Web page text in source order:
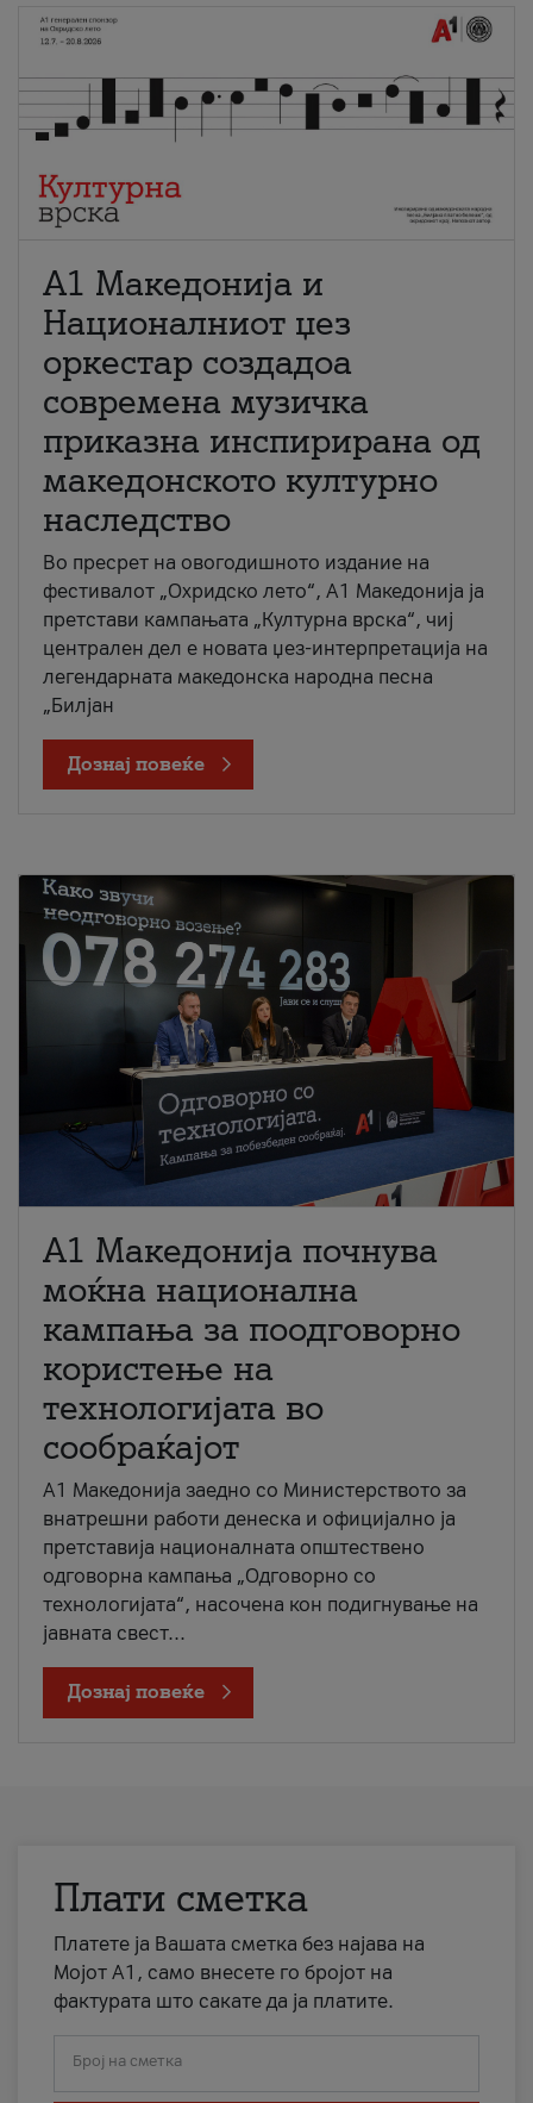
А1 Македонија и
Националниот џез
оркестар создадоа
современа музичка
приказна инспирирана од
македонското културно
наследство
Во пресрет на овогодишното издание на
фестивалот „Охридско лето“, А1 Македонија ја
претстави кампањата „Културна врска“, чиј
централен дел е новата џез-интерпретација на
легендарната македонска народна песна
„Билјан
Дознај повеќе
A1 Македонија почнува
моќна национална
кампања за поодговорно
користење на
технологијата во
сообраќајот
A1 Македонија заедно со Министерството за
внатрешни работи денеска и официјално ја
претставија националната општествено
одговорна кампања „Одговорно со
технологијата“, насочена кон подигнување на
јавната свест...
Дознај повеќе
Плати сметка
Платете ја Вашата сметка без најава на
Мојот А1, само внесете го бројот на
фактурата што сакате да ја платите.
Број на сметка